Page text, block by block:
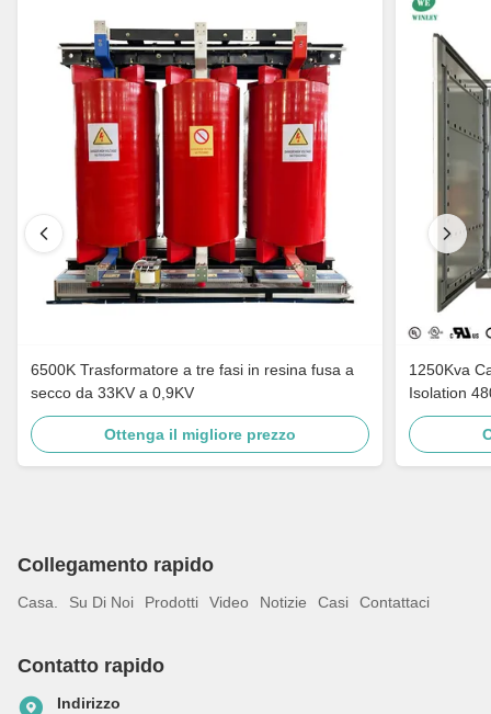
6500K Trasformatore a tre fasi in resina fusa a
secco da 33KV a 0,9KV
Ottenga il migliore prezzo
1250Kva Cast Resin Dry Type Transformers
Isolation
Collegamento rapido
Casa. Su Di Noi Prodotti Video Notizie Casi Contattaci
Contatto rapido
Indirizzo